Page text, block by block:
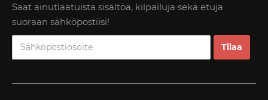
Saat ainutlaatuista sisältöä, kilpailuja sekä etuja
suoraan sähköpostiisi!